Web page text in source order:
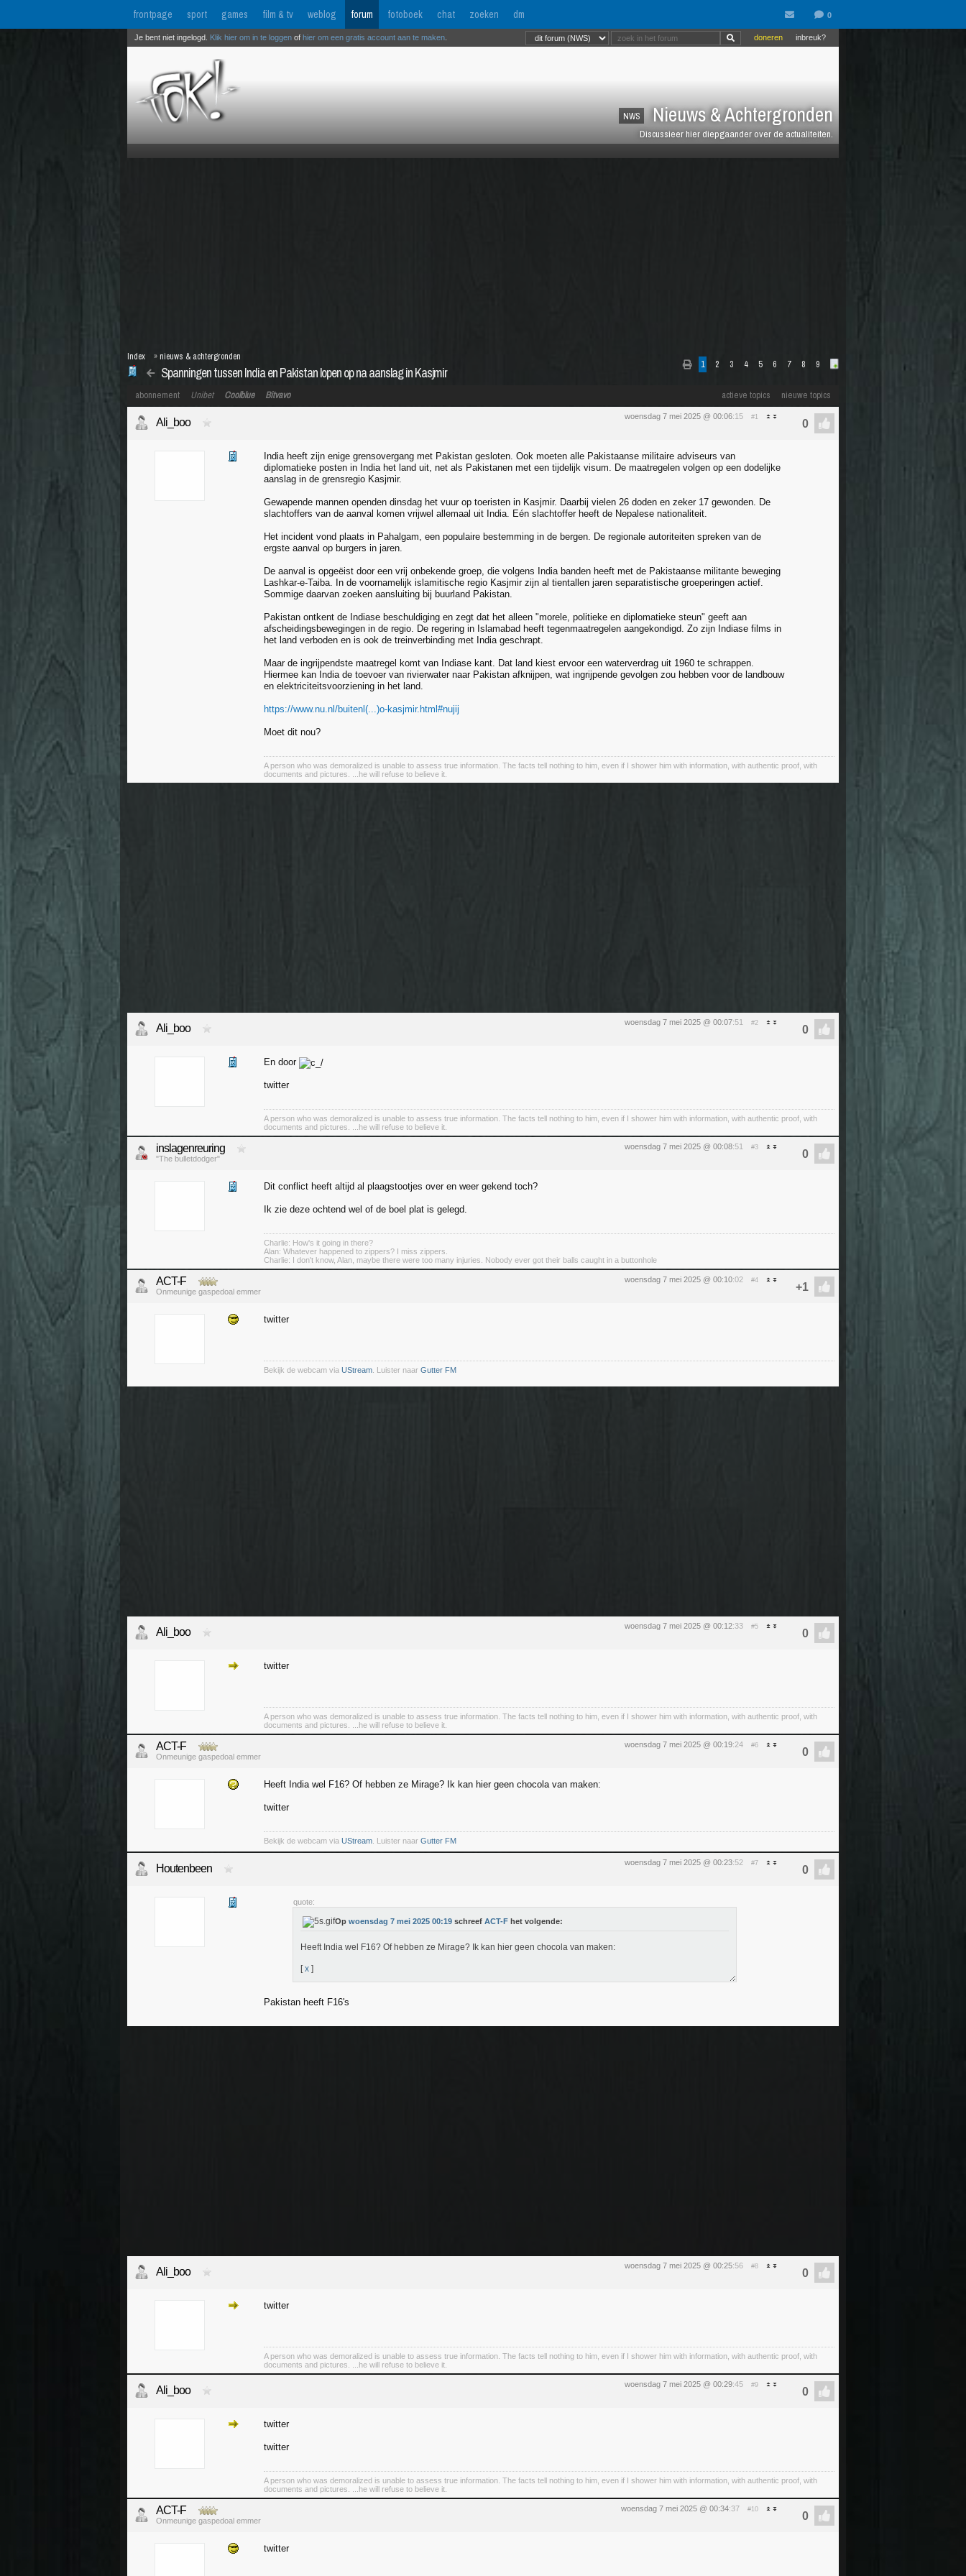
frontpage sport games film & tv weblog forum fotoboek chat zoeken dm
NWS Nieuws & Achtergronden
Discussieer hier diepgaander over de actualiteiten.
inbreuk?
doneren
Je bent niet ingelogd. Klik hier om in te loggen of hier om een gratis account aan te maken
1 2 3 4 5 6 7 8 9
Spanningen tussen India en Pakistan lopen op na aanslag in Kasjmir
Index » nieuws & achtergronden
actieve topics nieuwe topics
abonnement Unibet Coolblue Bitvavo
woensdag 7 mei 2025 @ 00:06:15 #1
Ali_boo
India heeft zijn enige grensovergang met Pakistan gesloten. Ook moeten alle Pakistaanse militaire adviseurs van
diplomatieke posten in India het land uit, net als Pakistanen met een tijdelijk visum. De maatregelen volgen op een dodelijke
aanslag in de grensregio Kasjmir.
Gewapende mannen openden dinsdag het vuur op toeristen in Kasjmir. Daarbij vielen 26 doden en zeker 17 gewonden. De
slachtoffers van de aanval komen vrijwel allemaal uit India. Eén slachtoffer heeft de Nepalese nationaliteit.
Het incident vond plaats in Pahalgam, een populaire bestemming in de bergen. De regionale autoriteiten spreken van de
ergste aanval op burgers in jaren.
De aanval is opgeëist door een vrij onbekende groep, die volgens India banden heeft met de Pakistaanse militante beweging
Lashkar-e-Taiba. In de voornamelijk islamitische regio Kasjmir zijn al tientallen jaren separatistische groeperingen actief.
Sommige daarvan zoeken aansluiting bij buurland Pakistan.
Pakistan ontkent de Indiase beschuldiging en zegt dat het alleen "morele, politieke en diplomatieke steun" geeft aan
afscheidingsbewegingen in de regio. De regering in Islamabad heeft tegenmaatregelen aangekondigd. Zo zijn Indiase films in
het land verboden en is ook de treinverbinding met India geschrapt.
Maar de ingrijpendste maatregel komt van Indiase kant. Dat land kiest ervoor een waterverdrag uit 1960 te schrappen.
Hiermee kan India de toevoer van rivierwater naar Pakistan afknijpen, wat ingrijpende gevolgen zou hebben voor de landbouw
en elektriciteitsvoorziening in het land.
https://www.nu.nl/buitenl(...)o-kasjmir.html#nujij
Moet dit nou?
A person who was demoralized is unable to assess true information. The facts tell nothing to him, even if I shower him with information, with authentic proof, with
documents and pictures. ...he will refuse to believe it.
woensdag 7 mei 2025 @ 00:07:51 #2
Ali_boo
En door
twitter
A person who was demoralized is unable to assess true information. The facts tell nothing to him, even if I shower him with information, with authentic proof, with
documents and pictures. ...he will refuse to believe it.
woensdag 7 mei 2025 @ 00:08:51 #3
inslagenreuring
"The bulletdodger"
Dit conflict heeft altijd al plaagstootjes over en weer gekend toch?
Ik zie deze ochtend wel of de boel plat is gelegd.
Charlie: How's it going in there?
Alan: Whatever happened to zippers? I miss zippers.
Charlie: I don't know, Alan, maybe there were too many injuries. Nobody ever got their balls caught in a buttonhole
woensdag 7 mei 2025 @ 00:10:02 #4
ACT-F
Onmeunige gaspedoal emmer
twitter
Bekijk de webcam via UStream . Luister naar Gutter FM
woensdag 7 mei 2025 @ 00:12:33 #5
Ali_boo
twitter
A person who was demoralized is unable to assess true information. The facts tell nothing to him, even if I shower him with information, with authentic proof, with
documents and pictures. ...he will refuse to believe it.
woensdag 7 mei 2025 @ 00:19:24 #6
ACT-F
Onmeunige gaspedoal emmer
Heeft India wel F16? Of hebben ze Mirage? Ik kan hier geen chocola van maken:
twitter
Bekijk de webcam via UStream . Luister naar Gutter FM
woensdag 7 mei 2025 @ 00:23:52 #7
Houtenbeen
quote:
Op woensdag 7 mei 2025 00:19 schreef ACT-F het volgende:
Heeft India wel F16? Of hebben ze Mirage? Ik kan hier geen chocola van maken:
[x ]
Pakistan heeft F16's
woensdag 7 mei 2025 @ 00:25:56 #8
Ali_boo
twitter
A person who was demoralized is unable to assess true information. The facts tell nothing to him, even if I shower him with information, with authentic proof, with
documents and pictures. ...he will refuse to believe it.
woensdag 7 mei 2025 @ 00:29:45 #9
Ali_boo
twitter
twitter
A person who was demoralized is unable to assess true information. The facts tell nothing to him, even if I shower him with information, with authentic proof, with
documents and pictures. ...he will refuse to believe it.
woensdag 7 mei 2025 @ 00:34:37 #10
ACT-F
Onmeunige gaspedoal emmer
twitter